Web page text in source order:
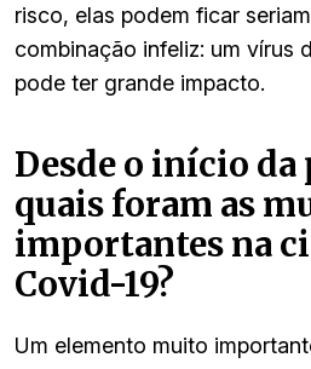
risco, elas podem ficar
combinação infeliz: um vírus
pode ter grande impacto.
Desde o início da
quais foram as
importantes na
Covid-19?
Um elemento muito